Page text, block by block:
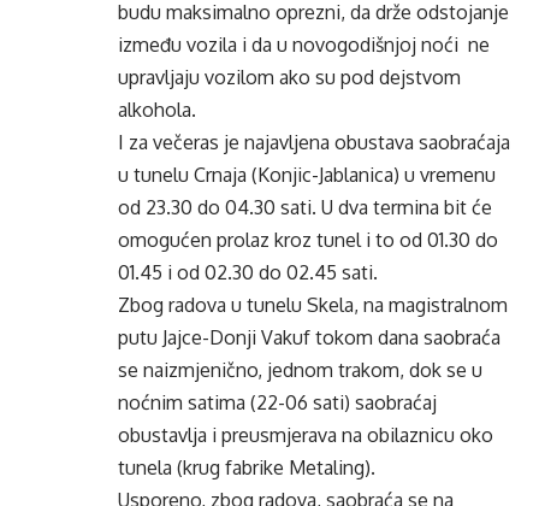
budu maksimalno oprezni, da drže odstojanje
između vozila i da u novogodišnjoj noći ne
upravljaju vozilom ako su pod dejstvom
alkohola.
I za večeras je najavljena obustava saobraćaja
u tunelu Crnaja (Konjic-Jablanica) u vremenu
od 23.30 do 04.30 sati. U dva termina bit će
omogućen prolaz kroz tunel i to od 01.30 do
01.45 i od 02.30 do 02.45 sati.
Zbog radova u tunelu Skela, na magistralnom
putu Jajce-Donji Vakuf tokom dana saobraća
se naizmjenično, jednom trakom, dok se u
noćnim satima (22-06 sati) saobraćaj
obustavlja i preusmjerava na obilaznicu oko
tunela (krug fabrike Metaling).
Usporeno, zbog radova, saobraća se na